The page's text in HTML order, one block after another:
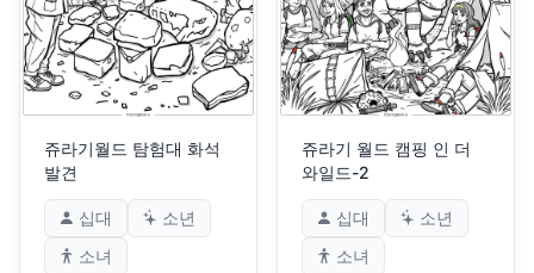
쥬라기월드 탐험대 화석
발견
십대
소년
소녀
쥬라기 월드 캠핑 인 더
와일드-2
십대
소년
소녀